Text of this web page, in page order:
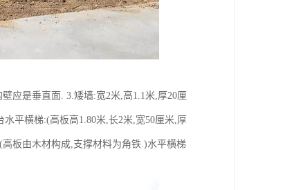
应是垂直面. 3.矮墙:宽2米,高1.1米,厚20厘
平横梯:(高板高1.80米,长2米,宽50厘米,厚
板由木材构成,支撑材料为角铁.)水平横梯